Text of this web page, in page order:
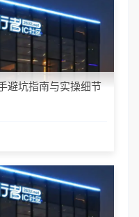
避坑指南与实操细节